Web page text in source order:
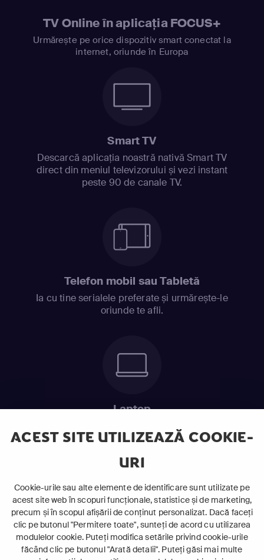
ACEST SITE UTILIZEAZĂ COOKIE-
URI
Cookie-urile sau alte elemente de identificare sunt utilizate pe
acest site web în scopuri funcționale, statistice și de marketing,
precum și în scopul afișării de conținut personalizat. Dacă faceți
clic pe butonul "Permitere toate", sunteți de acord cu utilizarea
modulelor cookie. Puteți modifica setările privind cookie-urile
făcând clic pe butonul "Arată detalii". Puteți găsi mai multe
TV Online în aplicația FOCUS+
Urmărește pe orice dispozitiv smart conectat la
internet, oriunde în Europa
Smart TV
Descarcă aplicația noastră nativă Smart TV
direct din meniul televizorului și vezi instant
peste 90 de canale TV.
Telefon mobil sau Tabletă
Ia cu tine serialele preferate și urmărește-le
oriunde te afli.
Laptop
ABONEAZĂ-TE ACUM
Cerințe de sistem